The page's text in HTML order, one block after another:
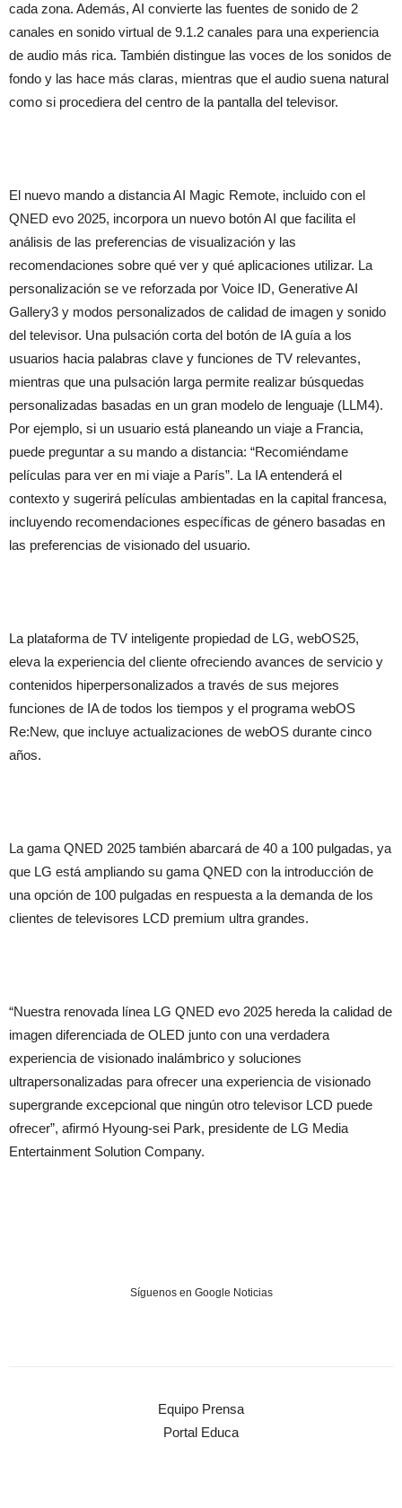
cada zona. Además, AI convierte las fuentes de sonido de 2
canales en sonido virtual de 9.1.2 canales para una experiencia
de audio más rica. También distingue las voces de los sonidos de
fondo y las hace más claras, mientras que el audio suena natural
como si procediera del centro de la pantalla del televisor.
El nuevo mando a distancia AI Magic Remote, incluido con el
QNED evo 2025, incorpora un nuevo botón AI que facilita el
análisis de las preferencias de visualización y las
recomendaciones sobre qué ver y qué aplicaciones utilizar. La
personalización se ve reforzada por Voice ID, Generative AI
Gallery3 y modos personalizados de calidad de imagen y sonido
del televisor. Una pulsación corta del botón de IA guía a los
usuarios hacia palabras clave y funciones de TV relevantes,
mientras que una pulsación larga permite realizar búsquedas
personalizadas basadas en un gran modelo de lenguaje (LLM4).
Por ejemplo, si un usuario está planeando un viaje a Francia,
puede preguntar a su mando a distancia: “Recomiéndame
películas para ver en mi viaje a París”. La IA entenderá el
contexto y sugerirá películas ambientadas en la capital francesa,
incluyendo recomendaciones específicas de género basadas en
las preferencias de visionado del usuario.
La plataforma de TV inteligente propiedad de LG, webOS25,
eleva la experiencia del cliente ofreciendo avances de servicio y
contenidos hiperpersonalizados a través de sus mejores
funciones de IA de todos los tiempos y el programa webOS
Re:New, que incluye actualizaciones de webOS durante cinco
años.
La gama QNED 2025 también abarcará de 40 a 100 pulgadas, ya
que LG está ampliando su gama QNED con la introducción de
una opción de 100 pulgadas en respuesta a la demanda de los
clientes de televisores LCD premium ultra grandes.
“Nuestra renovada línea LG QNED evo 2025 hereda la calidad de
imagen diferenciada de OLED junto con una verdadera
experiencia de visionado inalámbrico y soluciones
ultrapersonalizadas para ofrecer una experiencia de visionado
supergrande excepcional que ningún otro televisor LCD puede
ofrecer”, afirmó Hyoung-sei Park, presidente de LG Media
Entertainment Solution Company.
Síguenos en Google Noticias
Equipo Prensa
Portal Educa